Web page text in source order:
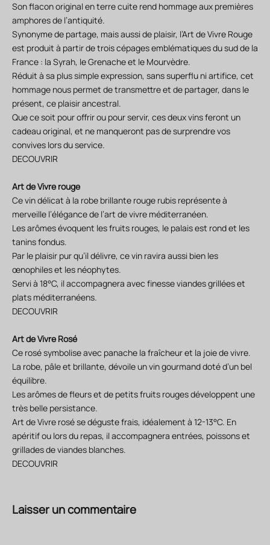
Son flacon original en terre cuite rend hommage aux premières
amphores de l’antiquité.
Synonyme de partage, mais aussi de plaisir, l’Art de Vivre Rouge
est produit à partir de trois cépages emblématiques du sud de la
France : la Syrah, le Grenache et le Mourvèdre.
Réduit à sa plus simple expression, sans superflu ni artifice, cet
hommage nous permet de transmettre et de partager, dans le
présent, ce plaisir ancestral.
Que ce soit pour offrir ou pour servir, ces deux vins feront un
cadeau original, et ne manqueront pas de surprendre vos
convives lors du service.
DECOUVRIR
Art de Vivre rouge
Ce vin délicat à la robe brillante rouge rubis représente à
merveille l’élégance de l’art de vivre méditerranéen.
Les arômes évoquent les fruits rouges, le palais est rond et les
tanins fondus.
Par le plaisir pur qu’il délivre, ce vin ravira aussi bien les
œnophiles et les néophytes.
Servi à 18°C, il accompagnera avec finesse viandes grillées et
plats méditerranéens.
DECOUVRIR
Art de Vivre Rosé
Ce rosé symbolise avec panache la fraîcheur et la joie de vivre.
La robe, pâle et brillante, dévoile un vin gourmand doté d’un bel
équilibre.
Les arômes de fleurs et de petits fruits rouges développent une
très belle persistance.
Art de Vivre rosé se déguste frais, idéalement à 12-13°C. En
apéritif ou lors du repas, il accompagnera entrées, poissons et
grillades de viandes blanches.
DECOUVRIR
Laisser un commentaire